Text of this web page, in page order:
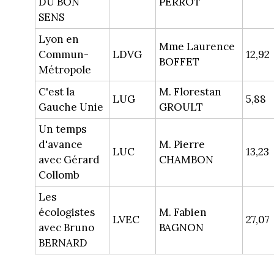
SENS
Lyon en
Commun-
Métropole
LDVG
Mme Laurence
BOFFET
12,92
C'est la
Gauche Unie
LUG
M. Florestan
GROULT
5,88
Un temps
d'avance
avec Gérard
Collomb
LUC
M. Pierre
CHAMBON
13,23
Les
écologistes
avec Bruno
BERNARD
LVEC
M. Fabien
BAGNON
27,07